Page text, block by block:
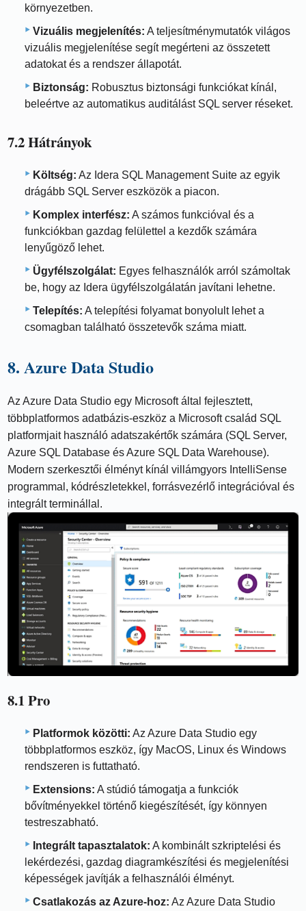
környezetben.
Vizuális megjelenítés: A teljesítménymutatók világos
vizuális megjelenítése segít megérteni az összetett
adatokat és a rendszer állapotát.
Biztonság: Robusztus biztonsági funkciókat kínál,
beleértve az automatikus auditálást SQL server réseket.
7.2 Hátrányok
Költség: Az Idera SQL Management Suite az egyik
drágább SQL Server eszközök a piacon.
Komplex interfész: A számos funkcióval és a
funkciókban gazdag felülettel a kezdők számára
lenyűgöző lehet.
Ügyfélszolgálat: Egyes felhasználók arról számoltak
be, hogy az Idera ügyfélszolgálatán javítani lehetne.
Telepítés: A telepítési folyamat bonyolult lehet a
csomagban található összetevők száma miatt.
8. Azure Data Studio
Az Azure Data Studio egy Microsoft által fejlesztett,
többplatformos adatbázis-eszköz a Microsoft család SQL
platformjait használó adatszakértők számára (SQL Server,
Azure SQL Database és Azure SQL Data Warehouse).
Modern szerkesztői élményt kínál villámgyors IntelliSense
programmal, kódrészletekkel, forrásvezérlő integrációval és
integrált terminállal.
8.1 Pro
Platformok közötti: Az Azure Data Studio egy
többplatformos eszköz, így MacOS, Linux és Windows
rendszeren is futtatható.
Extensions: A stúdió támogatja a funkciók
bővítményekkel történő kiegészítését, így könnyen
testreszabható.
Integrált tapasztalatok: A kombinált szkriptelési és
lekérdezési, gazdag diagramkészítési és megjelenítési
képességek javítják a felhasználói élményt.
Csatlakozás az Azure-hoz: Az Azure Data Studio